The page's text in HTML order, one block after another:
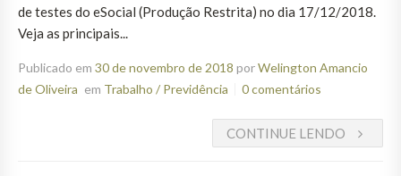
de testes do eSocial (Produção Restrita) no dia 17/12/2018.
Veja as principais...
Publicado em 30 de novembro de 2018 porWelington Amancio
de Oliveira em Trabalho / Previdência 0 comentários
CONTINUE LENDO